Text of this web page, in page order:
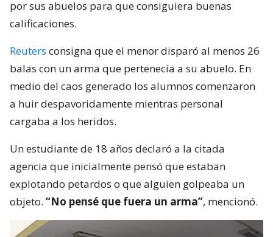
por sus abuelos para que consiguiera buenas
calificaciones.
Reuters consigna que el menor disparó al menos 26
balas con un arma que pertenecía a su abuelo. En
medio del caos generado los alumnos comenzaron
a huir despavoridamente mientras personal
cargaba a los heridos.
Un estudiante de 18 años declaró a la citada
agencia que inicialmente pensó que estaban
explotando petardos o que alguien golpeaba un
objeto. “No pensé que fuera un arma”, mencionó.